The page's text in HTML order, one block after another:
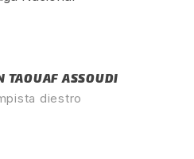
TAOUAF ASSOUDI
diestro